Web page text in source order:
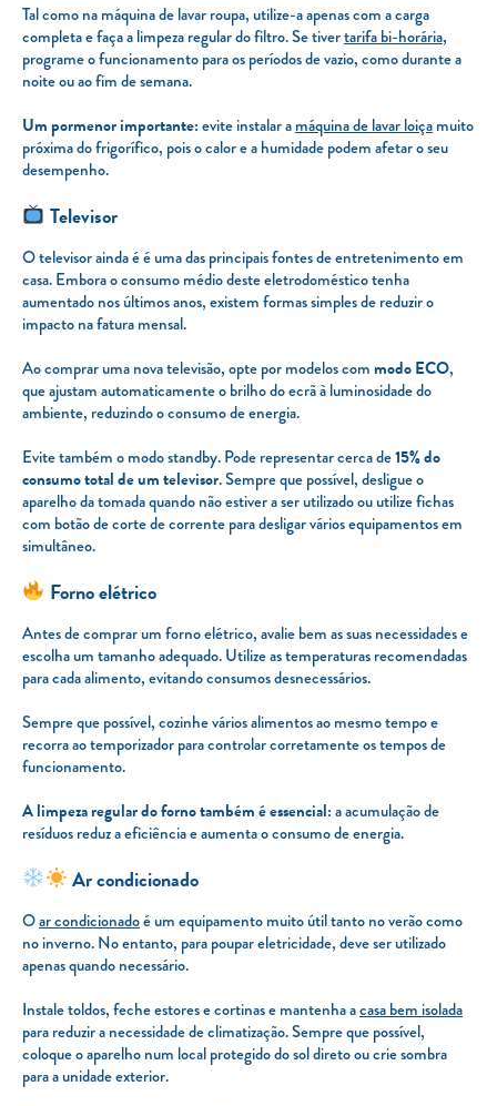
Tal como na máquina de lavar roupa, utilize-a apenas com a carga
completa e faça a limpeza regular do filtro. Se tivertarifa bi-horária,
programe o funcionamento para os períodos de vazio, como durante a
noite ou ao fim de semana.
Um pormenor importante:evite instalar amáquina de lavar loiçamuito
próxima do frigorífico, pois o calor e a humidade podem afetar o seu
desempenho.
Televisor
O televisor ainda é é uma das principais fontes de entretenimento em
casa. Embora o consumo médio deste eletrodoméstico tenha
aumentado nos últimos anos, existem formas simples de reduzir o
impacto na fatura mensal.
Ao comprar uma nova televisão, opte por modelos com modo ECO,
que ajustam automaticamente o brilho do ecrã à luminosidade do
ambiente, reduzindo o consumo de energia.
Evite também o modo standby. Pode representar cerca de15% do
consumo total de um televisor. Sempre que possível, desligue o
aparelho da tomada quando não estiver a ser utilizado ou utilize fichas
com botão de corte de corrente para desligar vários equipamentos em
simultâneo.
Forno elétrico
Antes de comprar um forno elétrico, avalie bem as suas necessidades e
escolha um tamanho adequado. Utilize as temperaturas recomendadas
para cada alimento, evitando consumos desnecessários.
Sempre que possível, cozinhe vários alimentos ao mesmo tempo e
recorra ao temporizador para controlar corretamente os tempos de
funcionamento.
A limpeza regular do forno também é essencial:a acumulação de
resíduos reduz a eficiência e aumenta o consumo de energia.
Ar condicionado
Oar condicionadoé um equipamento muito útil tanto no verão como
no inverno. No entanto, para poupar eletricidade, deve ser utilizado
apenas quando necessário.
Instale toldos, feche estores e cortinas e mantenha acasa bem isolada
para reduzir a necessidade de climatização. Sempre que possível,
coloque o aparelho num local protegido do sol direto ou crie sombra
para a unidade exterior.